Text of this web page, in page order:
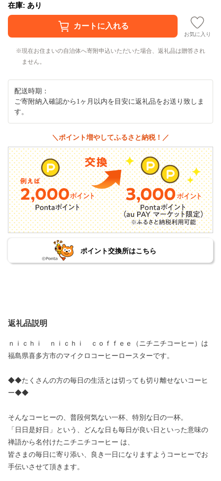
在庫: あり
お気に入り
現在お住まいの自治体へ寄附申込いただいた場合、返礼品は贈答され
ません。
配送時期：
ご寄附納入確認から1ヶ月以内を目安に返礼品をお送り致しま
す。
＼ポイント増やしてふるさと納税！／
ポイント交換所はこちら
返礼品説明
ｎｉｃｈｉ ｎｉｃｈｉ ｃｏｆｆｅｅ（ニチニチコーヒー）は
福島県喜多方市のマイクロコーヒーロースターです。
◆◆たくさんの方の毎日の生活とは切っても切り離せないコーヒ
ー◆◆
そんなコーヒーの、普段何気ない一杯、特別な日の一杯。
「日日是好日」という、どんな日も毎日が良い日といった意味の
禅語から名付けたニチニチコーヒー は、
皆さまの毎日に寄り添い、良き一日になりますようコーヒーでお
手伝いさせて頂きます。